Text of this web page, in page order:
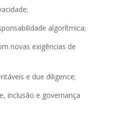
algorítmica;
novas exigências de
e due diligence;
inclusão e governança